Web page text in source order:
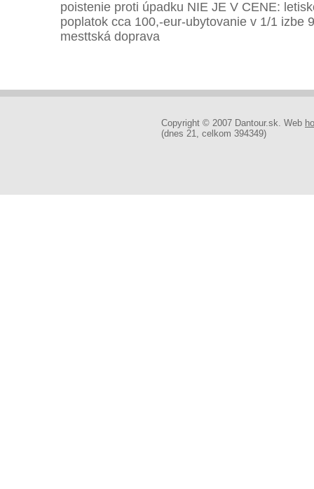
poistenie proti úpadku NIE JE V CENE:
poplatok cca 100,-eur-ubytovanie v 1/1 izbe
mesttská doprava
Copyright © 2007 Dantour.sk. Web
(dnes 21, celkom 394349)